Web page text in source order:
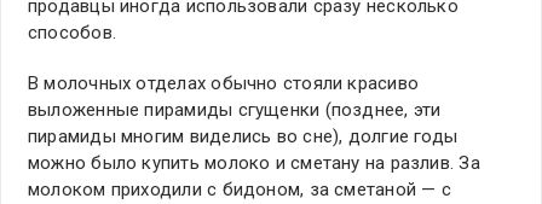
продавцы иногда использовали сразу несколько
способов.
В молочных отделах обычно стояли красиво
выложенные пирамиды сгущенки (позднее, эти
пирамиды многим виделись во сне), долгие годы
можно было купить молоко и сметану на разлив. За
молоком приходили с бидоном, за сметаной — с